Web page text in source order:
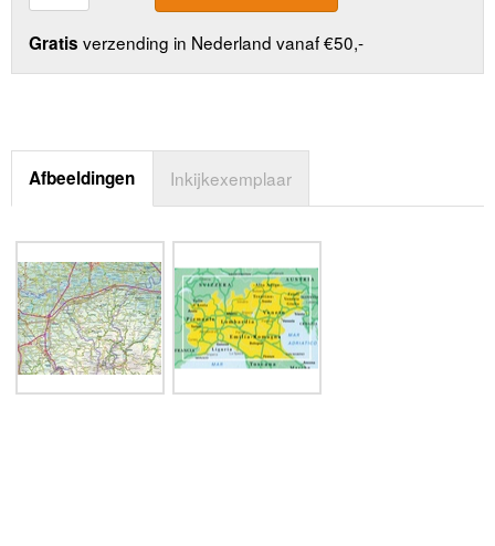
Gratis verzending in Nederland vanaf €50,-
Afbeeldingen Inkijkexemplaar